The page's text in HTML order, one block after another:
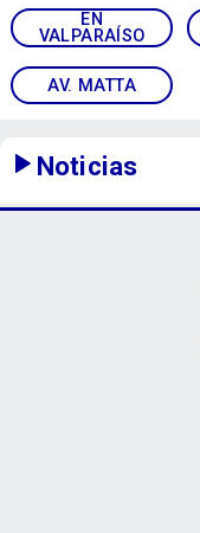
EN
VALPARAÍSO
AV. MATTA
Noticias